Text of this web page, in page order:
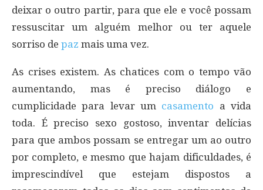
deixar o outro partir, para que ele e você possam
ressuscitar um alguém melhor ou ter aquele
sorriso de paz mais uma vez.
As crises existem. As chatices com o tempo vão
aumentando, mas é preciso diálogo e
cumplicidade para levar um casamento a vida
toda. É preciso sexo gostoso, inventar delícias
para que ambos possam se entregar um ao outro
por completo, e mesmo que hajam dificuldades, é
imprescindível que estejam dispostos a